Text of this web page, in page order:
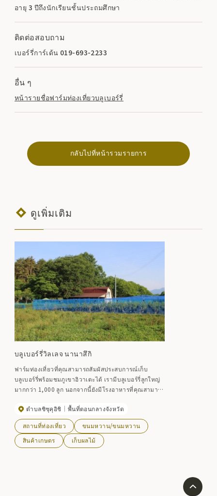
อายุ 3 ปีถึงนักเรียนชั้นประถมศึกษา
ติดต่อสอบถาม
เบอร์รี่การ์เด้น 019-693-2233
อื่น ๆ
หน้ารายชื่อฟาร์มท่องเที่ยวบลูเบอร์รี่
กลับไปที่หน้ารวมรายการ
ดูเพิ่มเติม
บลูเบอร์รี่วิลเลจ นานาสึกิ
ฟาร์มท่องเที่ยวที่คุณสามารถสัมผัสประสบการณ์เก็บ
บลูเบอร์รี่พร้อมชมภูเขาอิวาเตะได้ เรามีบลูเบอร์รี่ลูกใหญ่
มากกว่า 1,000 ลูก นอกจากนี้ยังมีโรงอาหารที่คุณสามารถ
ที่ยอดเยี่ยมที่คุณสามารถผ่อนคลายและเพลิดเพลินกับ
ธรรมชาติ [เปิดในปี 2023] 3 กรกฎาคม (วันจันทร์) ถึงต้น
เดือนกันยายน (ตามแผน)
ตำบลชิซุคุอิชิ พื้นที่ตอนกลางจังหวัด
สถานที่ท่องเที่ยว
ขนมหวาน/ขนมหวาน
สินค้าเกษตร
เก็บผลไม้